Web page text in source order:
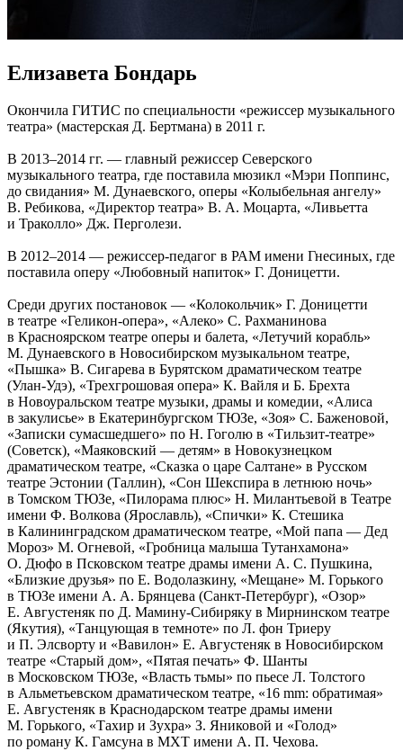
Елизавета Бондарь
Окончила ГИТИС по специальности «режиссер музыкального
театра» (мастерская Д. Бертмана) в 2011 г.
В 2013–2014 гг. — главный режиссер Северского
музыкального театра, где поставила мюзикл «Мэри Поппинс,
до свидания» М. Дунаевского, оперы «Колыбельная ангелу»
В. Ребикова, «Директор театра» В. А. Моцарта, «Ливьетта
и Траколло» Дж. Перголези.
В 2012–2014 — режиссер-педагог в РАМ имени Гнесиных, где
поставила оперу «Любовный напиток» Г. Доницетти.
Среди других постановок — «Колокольчик» Г. Доницетти
в театре «Геликон-опера», «Алеко» С. Рахманинова
в Красноярском театре оперы и балета, «Летучий корабль»
М. Дунаевского в Новосибирском музыкальном театре,
«Пышка» В. Сигарева в Бурятском драматическом театре
(Улан-Удэ), «Трехгрошовая опера» К. Вайля и Б. Брехта
в Новоуральском театре музыки, драмы и комедии, «Алиса
в закулисье» в Екатеринбургском ТЮЗе, «Зоя» С. Баженовой,
«Записки сумасшедшего» по Н. Гоголю в «Тильзит-театре»
(Советск), «Маяковский — детям» в Новокузнецком
драматическом театре, «Сказка о царе Салтане» в Русском
театре Эстонии (Таллин), «Сон Шекспира в летнюю ночь»
в Томском ТЮЗе, «Пилорама плюс» Н. Милантьевой в Театре
имени Ф. Волкова (Ярославль), «Спички» К. Стешика
в Калининградском драматическом театре, «Мой папа — Дед
Мороз» М. Огневой, «Гробница малыша Тутанхамона»
О. Дюфо в Псковском театре драмы имени А. С. Пушкина,
«Близкие друзья» по Е. Водолазкину, «Мещане» М. Горького
в ТЮЗе имени А. А. Брянцева (Санкт-Петербург), «Озор»
Е. Августеняк по Д. Мамину-Сибиряку в Мирнинском театре
(Якутия), «Танцующая в темноте» по Л. фон Триеру
и П. Элсворту и «Вавилон» Е. Августеняк в Новосибирском
театре «Старый дом», «Пятая печать» Ф. Шанты
в Московском ТЮЗе, «Власть тьмы» по пьесе Л. Толстого
в Альметьевском драматическом театре, «16 mm: обратимая»
Е. Августеняк в Краснодарском театре драмы имени
М. Горького, «Тахир и Зухра» З. Яниковой и «Голод»
по роману К. Гамсуна в МХТ имени А. П. Чехова.